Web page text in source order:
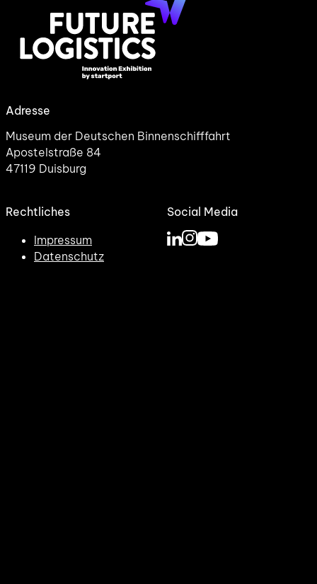
Adresse
Museum der Deutschen Binnenschifffahrt
Apostelstraße 84
47119 Duisburg
Rechtliches
Impressum
Datenschutz
Social Media